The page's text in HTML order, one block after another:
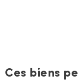
Ces biens